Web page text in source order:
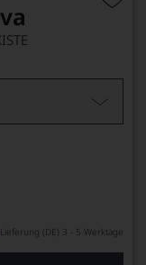
Lieferung (DE) 3 - 5 Werktage